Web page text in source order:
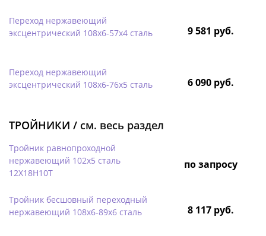
Переход нержавеющий
эксцентрический 108х6-57х4 сталь
9 581 руб.
Переход нержавеющий
эксцентрический 108х6-76х5 сталь
6 090 руб.
ТРОЙНИКИ / см. весь раздел
Тройник равнопроходной
нержавеющий 102х5 сталь
12Х18Н10Т
по запросу
Тройник бесшовный переходный
нержавеющий 108х6-89х6 сталь
8 117 руб.